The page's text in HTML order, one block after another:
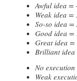
Awful idea =
Weak idea =
So-so idea =
Good idea =
Great idea =
Brilliant idea
No
Weak